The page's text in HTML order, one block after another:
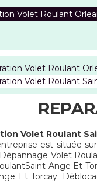
Volet Roulant
Volet Roulant
Volet Roulant
Volet Roulant
est située
Volet
Ange Et
Et Torcay.